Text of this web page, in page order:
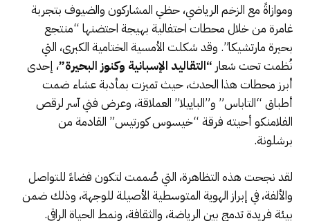
وموازاةً مع الزخم الرياضي، حظي المشاركون والضيوف بتجربة
غامرة من خلال محطات احتفالية بهيجة احتضنها “منتجع
بحيرة مارتشيكا”. وقد شكلت الأمسية الختامية الكبرى، التي
نُظمت تحت شعار “التقاليد الإسبانية وكنوز البحيرة”، إحدى
أبرز محطات هذا الحدث، حيث تميزت بمأدبة عشاء ضمت
أطباق “التاباس” و”الباييلا” العملاقة، وعرض فني آسر لرقص
الفلامنكو أحيته فرقة “خيسوس كورتيس” القادمة من
برشلونة.
لقد نجحت هذه التظاهرة، التي صُممت لتكون فضاءً للتواصل
والألفة، في إبراز الهوية المتوسطية الأصيلة للوجهة، وذلك ضمن
بيئة فريدة تدمج بين الرياضة، والثقافة، ونمط الحياة الراقي.